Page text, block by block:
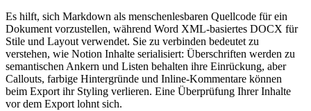
Es hilft, sich Markdown als menschenlesbaren Quellcode für ein
Dokument vorzustellen, während Word XML-basiertes DOCX für
Stile und Layout verwendet. Sie zu verbinden bedeutet zu
verstehen, wie Notion Inhalte serialisiert: Überschriften werden zu
semantischen Ankern und Listen behalten ihre Einrückung, aber
Callouts, farbige Hintergründe und Inline-Kommentare können
beim Export ihr Styling verlieren. Eine Überprüfung Ihrer Inhalte
vor dem Export lohnt sich.